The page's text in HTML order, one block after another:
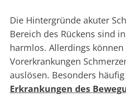
Die Hintergründe akuter
Bereich des Rückens sind
harmlos. Allerdings
Vorerkrankungen
auslösen. Besonders
Erkrankungen des